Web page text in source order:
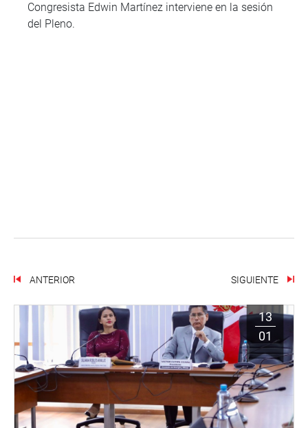
Congresista Edwin Martínez interviene en la sesión
del Pleno.
ANTERIOR SIGUIENTE
13
01